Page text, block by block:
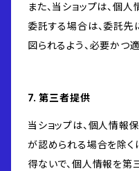
また、当ショップは、個
委託する場合は、委託
図られるよう、必要かつ
7. 第三者提供
当ショップは、個人情報
が認められる場合を除く
得ないで、個人情報を第